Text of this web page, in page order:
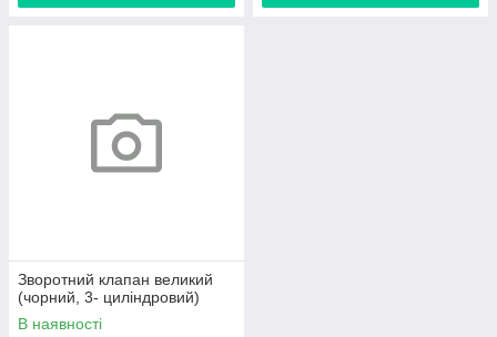
Зворотний клапан великий
(чорний, 3- циліндровий)
В наявності